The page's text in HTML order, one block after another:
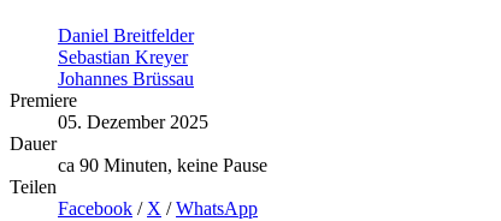
Daniel Breitfelder
Sebastian Kreyer
Johannes Brüssau
Premiere
05. Dezember 2025
Dauer
ca 90 Minuten, keine Pause
Teilen
Facebook / X /WhatsApp